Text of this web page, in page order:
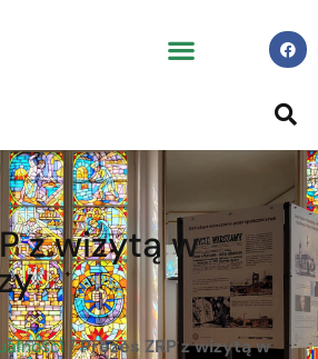
z wizytą w
/Prezes ZRP z wizytą w